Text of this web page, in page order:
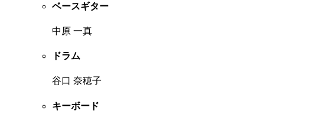
ベースギター
中原 一真
ドラム
谷口 奈穂子
キーボード